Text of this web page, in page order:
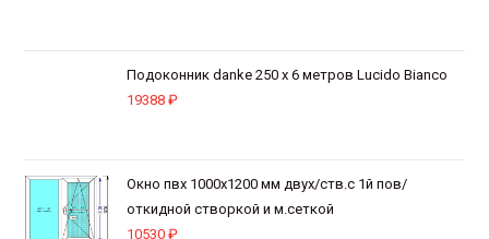
Подоконник danke 250 х 6 метров Lucido Bianco
19388₽
Окно пвх 1000х1200 мм двух/ств.с 1й пов/
откидной створкой и м.сеткой
10530₽